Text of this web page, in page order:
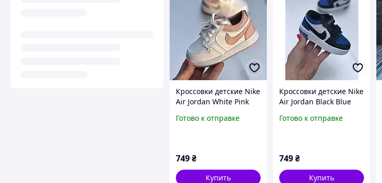
Кроссовки детские Nike
Air Jordan White Pink
Готово к отправке
749₴
Купить
Кроссовки детские Nike
Air Jordan Black Blue
Готово к отправке
749₴
Купить